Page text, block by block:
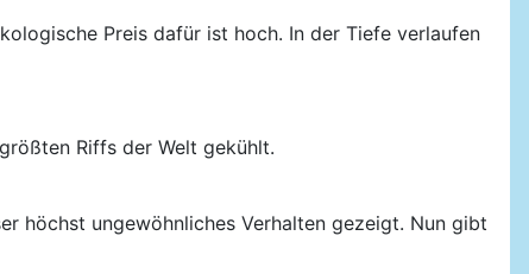
Preis dafür ist hoch. In der Tiefe verlaufen
Riffs der Welt gekühlt.
höchst ungewöhnliches Verhalten gezeigt. Nun gibt